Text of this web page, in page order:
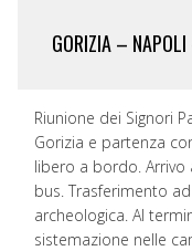
GORIZIA –
Riunione dei Signori
Gorizia e partenza
libero a bordo.
bus. Trasferimento
archeologica. Al
sistemazione nelle